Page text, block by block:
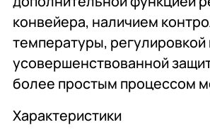
конвейера, наличием
температуры,
усовершенствованной
более простым процессом
Характеристики